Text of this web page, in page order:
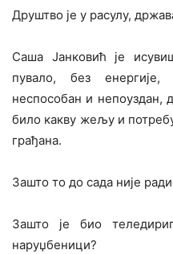
Друштво је у расулу,
Саша Јанковић је
пувало, без
неспособан и
било какву жељу и
грађана.
Зашто то до сада није
Зашто је био
наруџбеници?